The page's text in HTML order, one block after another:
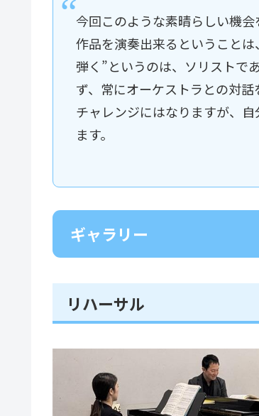
今回このような素晴らしい機
作品を演奏出来るということ
弾く”というのは、ソリストで
ず、常にオーケストラとの対
チャレンジにはなりますが、
ます。
ギャラリー
リハーサル